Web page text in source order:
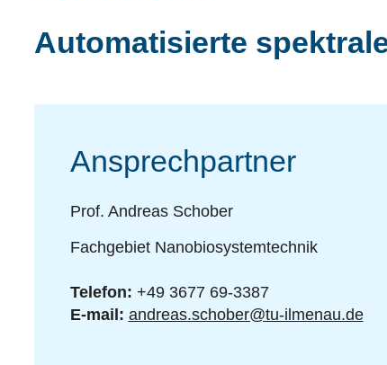
Automatisierte
Ansprechpartner
Prof. Andreas Schober
Fachgebiet Nanobiosystemtechnik
Telefon: +49 3677 69-3387
E-mail: andreas.schober@tu-ilmenau.de